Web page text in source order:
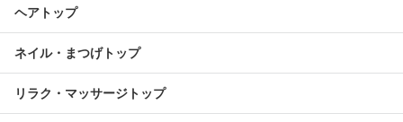
ヘアトップ
ネイル・まつげトップ
リラク・マッサージトップ